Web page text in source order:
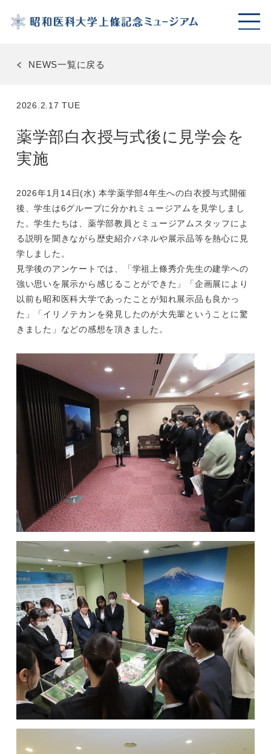
NEWS一覧に戻る
2026.2.17 TUE
薬学部白衣授与式後に見学会を
実施
2026年1月14日(水) 本学薬学部4年生への白衣授与式開催
後、学生は6グループに分かれミュージアムを見学しまし
た。学生たちは、薬学部教員とミュージアムスタッフによ
る説明を聞きながら歴史紹介パネルや展示品等を熱心に見
学しました。
見学後のアンケートでは、「学祖上條秀介先生の建学への
強い思いを展示から感じることができた」「企画展により
以前も昭和医科大学であったことが知れ展示品も良かっ
た」「イリノテカンを発見したのが大先輩ということに驚
きました」などの感想を頂きました。